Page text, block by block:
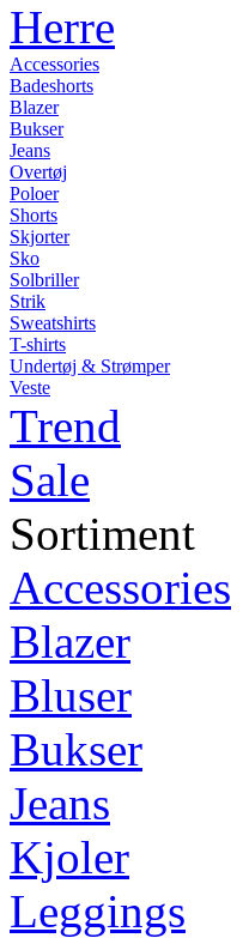
Herre
Accessories
Badeshorts
Blazer
Bukser
Jeans
Overtøj
Poloer
Shorts
Skjorter
Sko
Solbriller
Strik
Sweatshirts
T-shirts
Undertøj & Strømper
Veste
Trend
Sale
Sortiment
Accessories
Blazer
Bluser
Bukser
Jeans
Kjoler
Leggings